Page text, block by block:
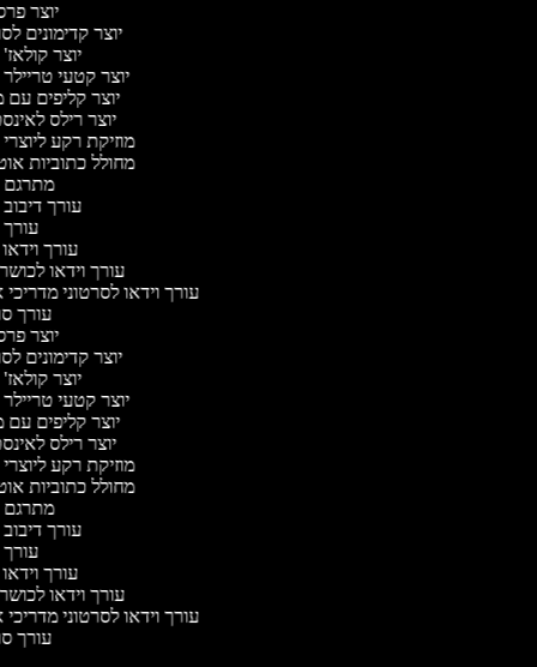
יוצר
יוצר קדימונים
יוצר
יוצר קטעי
יוצר קליפים
יוצר רילס
מוזיקת רקע
מחולל כתוביות
מתרגם
עורך
עורך
עורך וידאו
עורך וידאו לסרטוני
עורך
יוצר
יוצר קדימונים
יוצר
יוצר קטעי
יוצר קליפים
יוצר רילס
מוזיקת רקע
מחולל כתוביות
מתרגם
עורך
עורך
עורך וידאו
עורך וידאו לסרטוני
עורך